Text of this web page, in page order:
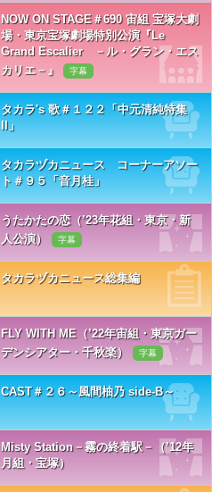
NOW ON STAGE＃690 宙組 宝塚大劇
場・東京宝塚劇場特別公演『Le
Grand Escalier －ル・グラン・エス
カリエ－』
字幕
タカラ's 歌＃１２２「中元清純特集
II」
タカラヅカニュース コーナーアソー
ト＃９５「音月桂」
うたかたの恋（’23年花組・東京・新
人公演）
字幕
タカラヅカニュース総集編
FLY WITH ME（’22年宙組・東京ガー
デンシアター・千秋楽）
字幕
CAST＃２６～風間柚乃 side-B～
Misty Station－霧の終着駅－（’12年
月組・宝塚）